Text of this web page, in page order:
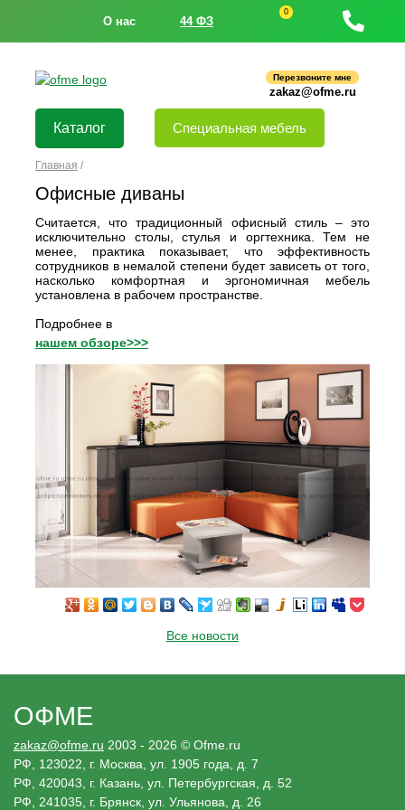
О нас 44 ФЗ
0
Перезвоните мне
zakaz@ofme.ru
Каталог Специальная мебель
Главная /
Офисные диваны
Считается, что традиционный офисный стиль – это
исключительно столы, стулья и оргтехника. Тем не
менее, практика показывает, что эффективность
сотрудников в немалой степени будет зависеть от того,
насколько комфортная и эргономичная мебель
установлена в рабочем пространстве.
Подробнее в
нашем обзоре>>>
Все новости
ОФМЕ
zakaz@ofme.ru 2003 - 2026 © Ofme.ru
РФ, 123022, г. Москва, ул. 1905 года, д. 7
РФ, 420043, г. Казань, ул. Петербургская, д. 52
РФ, 241035, г. Брянск, ул. Ульянова, д. 26